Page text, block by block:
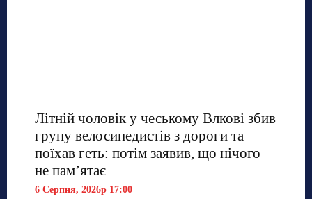
Літній чоловік у чеському Влкові збив
групу велосипедистів з дороги та
поїхав геть: потім заявив, що нічого
не пам’ятає
6 Серпня, 2026р 17:00